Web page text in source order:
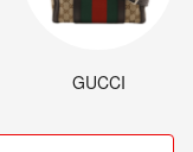
GUCCI